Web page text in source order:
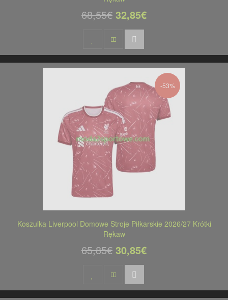
68,55€ 32,85€
-53%
Koszulka Liverpool Domowe Stroje Piłkarskie 2026/27 Krótki
Rękaw
65,85€ 30,85€